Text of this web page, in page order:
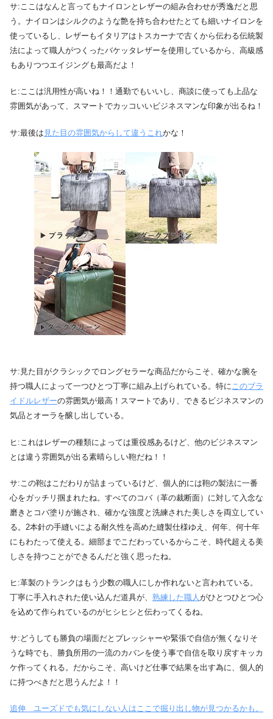
サ:ここはなんと言ってもナイロンとレザーの組み合わせが秀逸だと思
う。ナイロンはシルクのような艶を持ち合わせたとても細いナイロンを
使っているし、レザーもイタリアはトスカーナで古くから伝わる伝統製
法によって職人がつくったバケッタレザーを使用しているから、高級感
もありつつエイジングも最高だよ！
ヒ:ここは汎用性が高いね！！通勤でもいいし、商談に使っても上品な
雰囲気があって、スマートでカッコいいビジネスマンな印象が出るね！
サ:最後は 見た目の雰囲気からして違うこれかな！
サ:見た目がクラシックでロングセラーな商品だからこそ、確かな腕を
持つ職人によって一つひとつ丁寧に組み上げられている。特にこのブラ
イドルレザーの雰囲気が最高！スマートであり、できるビジネスマンの
気品とオーラを醸し出している。
ヒ:これはレザーの種類によっては重役感あるけど、他のビジネスマン
とは違う雰囲気が出る素晴らしい鞄だね！！
サ:この鞄はこだわりが詰まっているけど、個人的には鞄の製法に一番
心をガッチリ掴まれたね。すべてのコバ（革の裁断面）に対して入念な
磨きとコバ塗りが施され、確かな強度と洗練された美しさを両立してい
る。2本針の手縫いによる耐久性を高めた縫製仕様ゆえ、何年、何十年
にもわたって使える。細部までこだわっているからこそ、時代超える美
しさを持つことができるんだと強く思ったね。
ヒ:革製のトランクはもう少数の職人にしか作れないと言われている。
丁寧に手入れされた使い込んだ道具が、 熟練した職人 がひとつひとつ心
を込めて作られているのがヒシヒシと伝わってくるね。
サ:どうしても勝負の場面だとプレッシャーや緊張で自信が無くなりそ
うな時でも、勝負所用の一流のカバンを使う事で自信を取り戻すキッカ
ケ作ってくれる。だからこそ、高いけど仕事で結果を出す為に、個人的
に持つべきだと思うんだよ！！
追伸 ユーズドでも気にしない人はここで掘り出し物が見つかるかも。